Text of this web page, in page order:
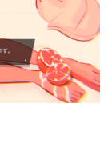
ーの青春〜
マンガ家・田中圭
です。
力を画面や操作の
で骨太な評論連載